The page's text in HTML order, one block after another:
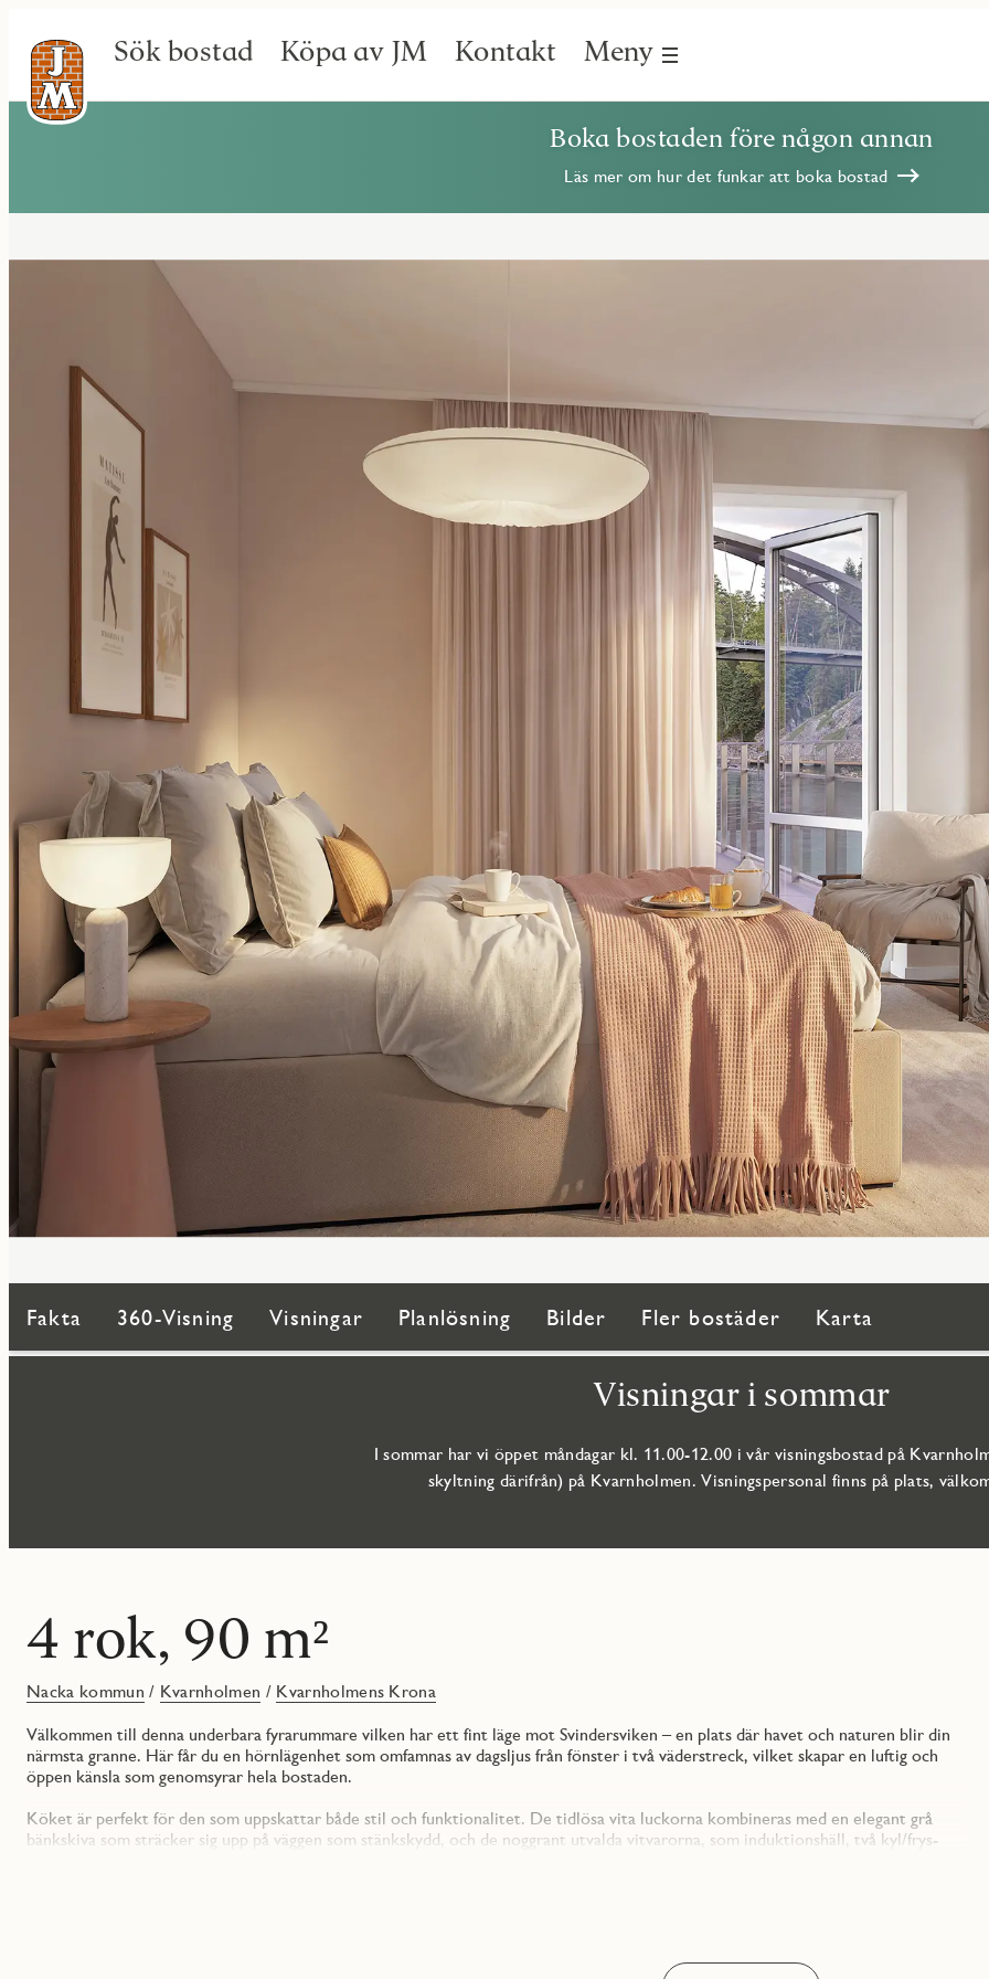
Sök bostad Köpa av JM Kontakt Meny
Boka bostaden före någon annan
Läs mer om hur det funkar att boka bostad
Fakta 360-Visning Visningar Planlösning Bilder Fler bostäder Karta
Visningar i sommar
I sommar har vi öppet måndagar kl. 11.00-12.00 i vår visningsbostad på
skyltning därifrån) på Kvarnholmen. Visningspersonal finns på plats,
4 rok, 90 m²
Nacka kommun / Kvarnholmen / Kvarnholmens Krona
Välkommen till denna underbara fyrarummare vilken har ett fint läge mot Svindersviken – en plats där havet och naturen blir din
närmsta granne. Här får du en hörnlägenhet som omfamnas av dagsljus från fönster i två väderstreck, vilket skapar en luftig och
öppen känsla som genomsyrar hela bostaden.
Köket är perfekt för den som uppskattar både stil och funktionalitet. De tidlösa vita luckorna kombineras med en elegant grå
bänkskiva som sträcker sig upp på väggen som stänkskydd, och de noggrant utvalda vitvarorna, som induktionshäll, två kyl/frys-